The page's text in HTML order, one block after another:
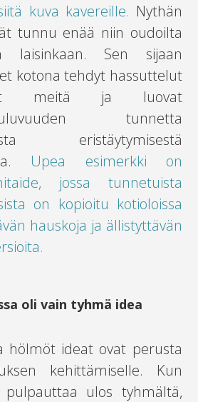
kuva kavereille. Nythän
tunnu enää niin oudoilta
laisinkaan. Sen sijaan
kotona tehdyt hassuttelut
meitä ja luovat
tunnetta
eristäytymisestä
Upea esimerkki on
jossa tunnetuista
on kopioitu kotioloissa
hauskoja ja ällistyttävän
oli vain tyhmä idea
hölmöt ideat ovat perusta
kehittämiselle. Kun
pulpauttaa ulos tyhmältä,